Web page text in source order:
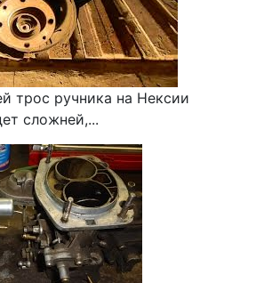
трос ручника на Нексии
сложней,...